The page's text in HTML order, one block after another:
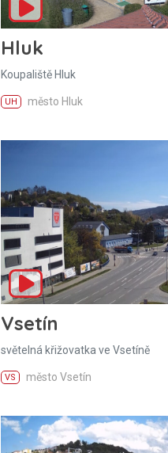
Hluk
Koupaliště Hluk
UH město Hluk
Vsetín
světelná křižovatka ve Vsetíně
VS město Vsetín